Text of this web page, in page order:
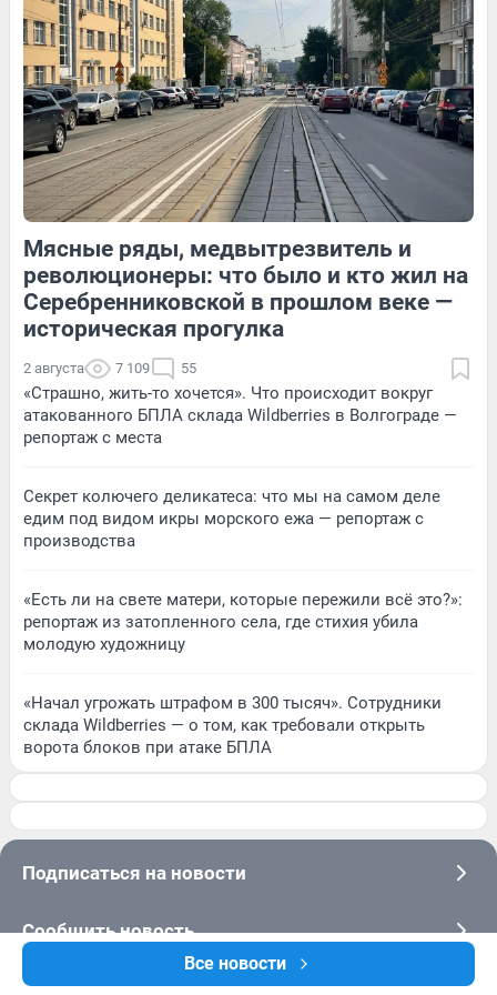
Все новости
14 Обсудить 271 2
57 Обсудить 13 Обсудить
Мясные ряды, медвытрезвитель и
революционеры: что было и кто жил на
Серебренниковской в прошлом веке —
историческая прогулка
2 августа 7 109 55
«Страшно, жить-то хочется». Что происходит вокруг
атакованного БПЛА склада Wildberries в Волгограде —
репортаж с места
Секрет колючего деликатеса: что мы на самом деле
едим под видом икры морского ежа — репортаж с
производства
«Есть ли на свете матери, которые пережили всё это?»:
репортаж из затопленного села, где стихия убила
молодую художницу
«Начал угрожать штрафом в 300 тысяч». Сотрудники
склада Wildberries — о том, как требовали открыть
ворота блоков при атаке БПЛА
Подписаться на новости
Сообщить новость
Рубрики